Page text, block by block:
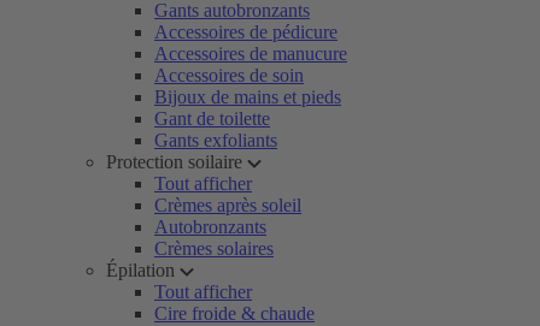
Gants autobronzants
Accessoires de pédicure
Accessoires de manucure
Accessoires de soin
Bijoux de mains et pieds
Gant de toilette
Gants exfoliants
Protection soilaire
Tout afficher
Crèmes après soleil
Autobronzants
Crèmes solaires
Épilation
Tout afficher
Cire froide & chaude